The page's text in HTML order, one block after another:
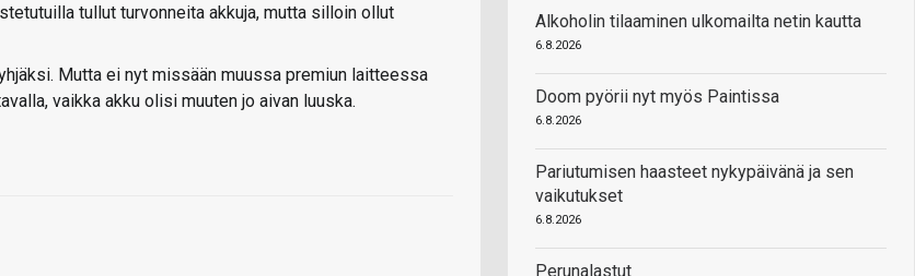
tullut turvonneita akkuja, mutta silloin ollut
Mutta ei nyt missään muussa premiun laitteessa
vaikka akku olisi muuten jo aivan luuska.
Alkoholin tilaaminen ulkomailta netin kautta
6.8.2026
Doom pyörii nyt myös Paintissa
6.8.2026
Pariutumisen haasteet nykypäivänä ja sen
vaikutukset
6.8.2026
Perunalastut